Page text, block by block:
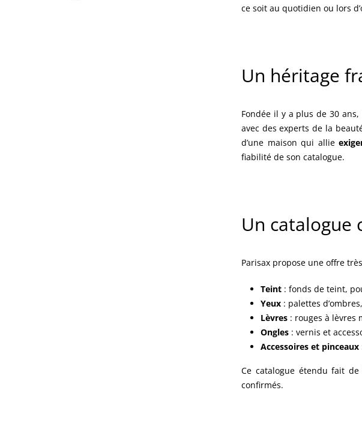
ce soit au quotidien ou lors
Un héritage
Fondée il y a plus de 30
avec des experts de la
d’une maison qui allie
fiabilité de son catalogue.
Un catalogue
Parisax propose une offre
Teint : fonds de teint,
Yeux : palettes
Lèvres : rouges à lèvres
Ongles : vernis et
Accessoires et pinceaux
Ce catalogue étendu fait
confirmés.